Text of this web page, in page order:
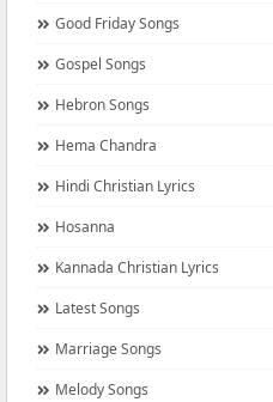
Good Friday Songs
Gospel Songs
Hebron Songs
Hema Chandra
Hindi Christian Lyrics
Hosanna
Kannada Christian Lyrics
Latest Songs
Marriage Songs
Melody Songs